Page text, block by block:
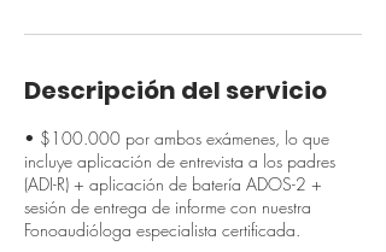
Descripción del servicio
• $100.000 por ambos exámenes, lo que
incluye aplicación de entrevista a los padres
(ADI-R) + aplicación de batería ADOS-2 +
sesión de entrega de informe con nuestra
Fonoaudióloga especialista certificada.